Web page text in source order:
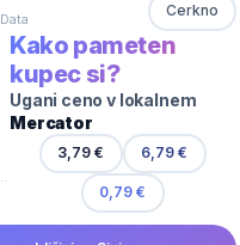
Cerkno
Kako pameten
kupec si?
Ugani ceno v lokalnem
Mercator
3,79 € 6,79 €
0,79 €